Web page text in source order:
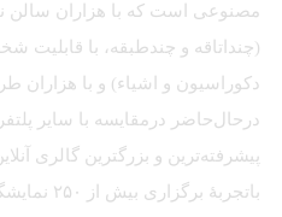
مصنوعی است که با هزاران
(چنداتاقه و چندطبقه، با قابلیت
دکوراسیون و اشیاء) و با هزاران
درحال‌حاضر درمقایسه با سایر
پیشرفته‌ترین و بزرگترین گالری
باتجربهٔ